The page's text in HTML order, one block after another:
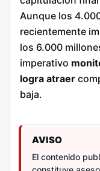
Aunque los
recientemente
los 6.000
imperativo
logra atraer
baja.
AVISO
El contenido